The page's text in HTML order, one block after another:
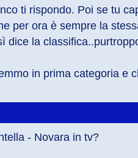
ti rispondo. Poi se tu
per ora è sempre la
dice la
in prima categoria e
- Novara in tv?